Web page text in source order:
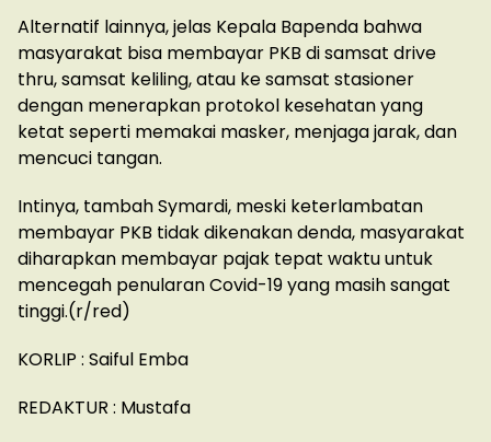
Alternatif lainnya, jelas Kepala Bapenda bahwa
masyarakat bisa membayar PKB di samsat drive
thru, samsat keliling, atau ke samsat stasioner
dengan menerapkan protokol kesehatan yang
ketat seperti memakai masker, menjaga jarak, dan
mencuci tangan.
Intinya, tambah Symardi, meski keterlambatan
membayar PKB tidak dikenakan denda, masyarakat
diharapkan membayar pajak tepat waktu untuk
mencegah penularan Covid-19 yang masih sangat
tinggi.(r/red)
KORLIP : Saiful Emba
REDAKTUR : Mustafa